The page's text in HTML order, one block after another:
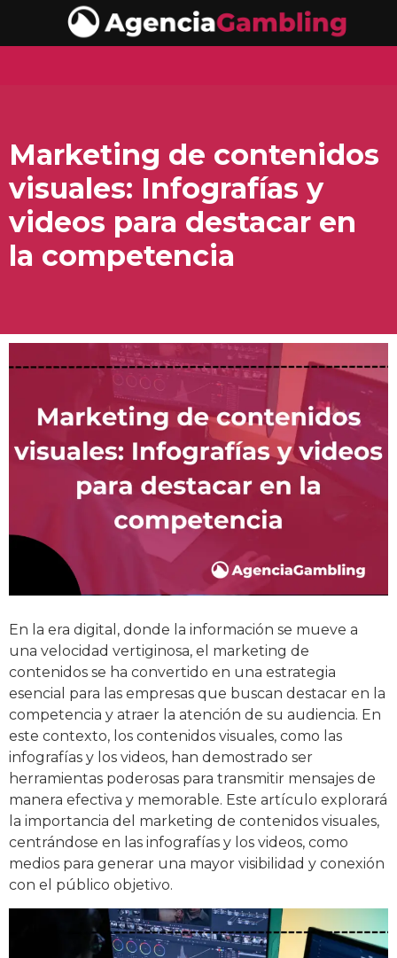
Marketing de contenidos
visuales: Infografías y
videos para destacar en
la competencia
En la era digital, donde la información se mueve a
una velocidad vertiginosa, el marketing de
contenidos se ha convertido en una estrategia
esencial para las empresas que buscan destacar en la
competencia y atraer la atención de su audiencia. En
este contexto, los contenidos visuales, como las
infografías y los videos, han demostrado ser
herramientas poderosas para transmitir mensajes de
manera efectiva y memorable. Este artículo explorará
la importancia del marketing de contenidos visuales,
centrándose en las infografías y los videos, como
medios para generar una mayor visibilidad y conexión
con el público objetivo.